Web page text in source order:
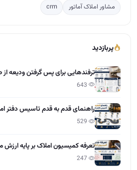
مشاور املاک آماتور
crm
پربازدید
ترفندهایی برای پس گرفتن ودیعه
راهنمای قدم به قدم تاسیس دفتر
تعرفه کمیسیون املاک بر پایه